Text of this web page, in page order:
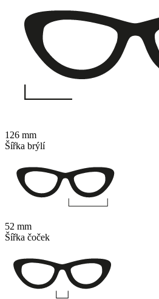
126 mm
Šířka brýlí
52 mm
Šířka čoček